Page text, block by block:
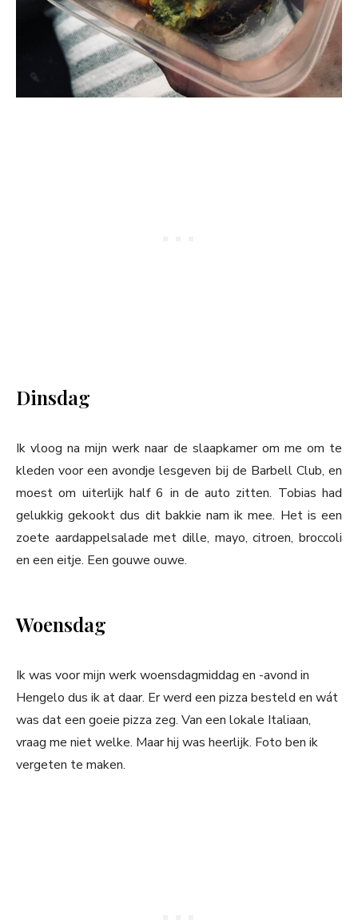
Dinsdag
Ik vloog na mijn werk naar de slaapkamer om me om te
kleden voor een avondje lesgeven bij de Barbell Club, en
moest om uiterlijk half 6 in de auto zitten. Tobias had
gelukkig gekookt dus dit bakkie nam ik mee. Het is een
zoete aardappelsalade met dille, mayo, citroen, broccoli
en een eitje. Een gouwe ouwe.
Woensdag
Ik was voor mijn werk woensdagmiddag en -avond in
Hengelo dus ik at daar. Er werd een pizza besteld en wát
was dat een goeie pizza zeg. Van een lokale Italiaan,
vraag me niet welke. Maar hij was heerlijk. Foto ben ik
vergeten te maken.